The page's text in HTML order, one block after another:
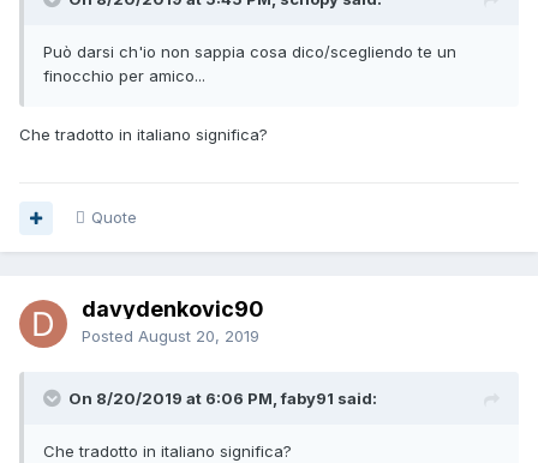
Può darsi ch'io non sappia cosa dico/scegliendo te un
finocchio per amico...
Che tradotto in italiano significa?
Quote
davydenkovic90
Posted August 20, 2019
On 8/20/2019 at 6:06 PM, faby91 said:
Che tradotto in italiano significa?